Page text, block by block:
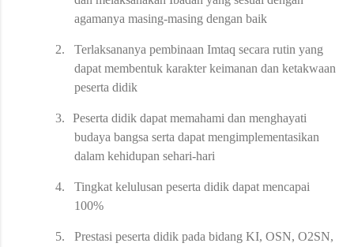
agamanya masing-masing dengan baik
2.
Terlaksananya pembinaan Imtaq secara rutin yang
dapat membentuk karakter keimanan dan ketakwaan
peserta didik
3.
Peserta didik dapat memahami dan menghayati
budaya bangsa serta dapat mengimplementasikan
dalam kehidupan sehari-hari
4.
Tingkat kelulusan peserta didik dapat mencapai
100%
5.
Prestasi peserta didik pada bidang KI, OSN, O2SN,